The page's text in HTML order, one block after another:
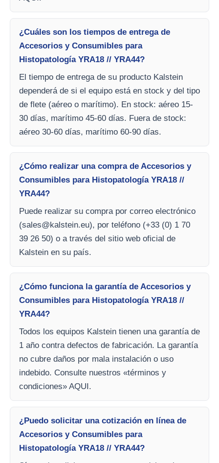
¿Cuáles son los tiempos de entrega de
Accesorios y Consumibles para
Histopatología YRA18 // YRA44?
El tiempo de entrega de su producto Kalstein
dependerá de si el equipo está en stock y del tipo
de flete (aéreo o marítimo). En stock: aéreo 15-
30 días, marítimo 45-60 días. Fuera de stock:
aéreo 30-60 días, marítimo 60-90 días.
¿Cómo realizar una compra de Accesorios y
Consumibles para Histopatología YRA18 //
YRA44?
Puede realizar su compra por correo electrónico
(sales@kalstein.eu), por teléfono (+33 (0) 1 70
39 26 50) o a través del sitio web oficial de
Kalstein en su país.
¿Cómo funciona la garantía de Accesorios y
Consumibles para Histopatología YRA18 //
YRA44?
Todos los equipos Kalstein tienen una garantía de
1 año contra defectos de fabricación. La garantía
no cubre daños por mala instalación o uso
indebido. Consulte nuestros «términos y
condiciones» AQUI.
¿Puedo solicitar una cotización en línea de
Accesorios y Consumibles para
Histopatología YRA18 // YRA44?